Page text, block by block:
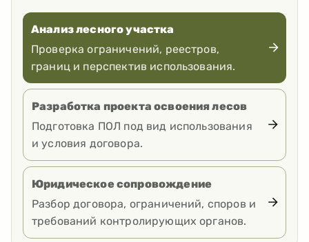
Анализ лесного участка
Проверка ограничений, реестров,
границ и перспектив использования.
Разработка проекта освоения лесов
Подготовка ПОЛ под вид использования
и условия договора.
Юридическое сопровождение
Разбор договора, ограничений, споров и
требований контролирующих органов.